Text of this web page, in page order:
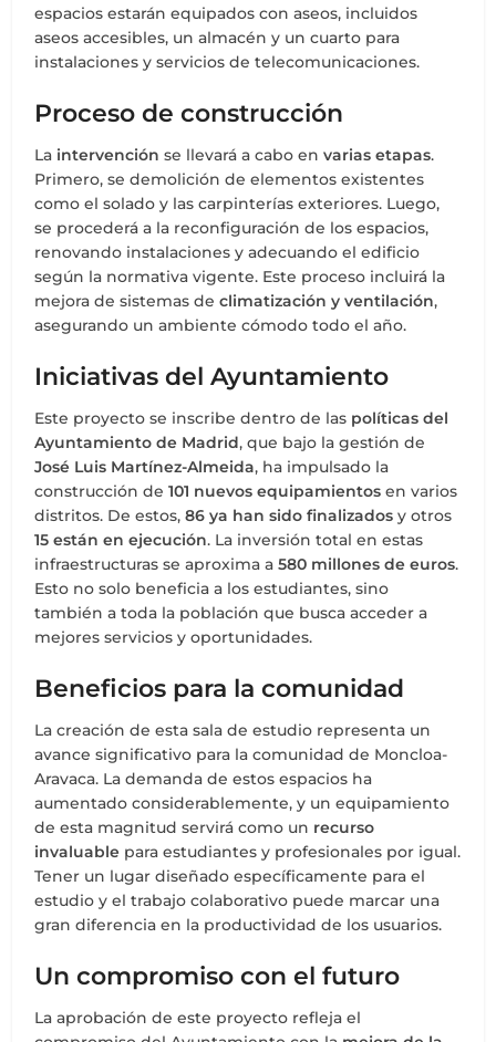
espacios estarán equipados con aseos, incluidos
aseos accesibles, un almacén y un cuarto para
instalaciones y servicios de telecomunicaciones.
Proceso de construcción
La intervención se llevará a cabo envarias etapas.
Primero, se demolición de elementos existentes
como el solado y las carpinterías exteriores. Luego,
se procederá a la reconfiguración de los espacios,
renovando instalaciones y adecuando el edificio
según la normativa vigente. Este proceso incluirá la
mejora de sistemas declimatización y ventilación,
asegurando un ambiente cómodo todo el año.
Iniciativas del Ayuntamiento
Este proyecto se inscribe dentro de las políticas del
Ayuntamiento de Madrid, que bajo la gestión de
José Luis Martínez-Almeida, ha impulsado la
construcción de101 nuevos equipamientos en varios
distritos. De estos,86 ya han sido finalizados y otros
15 están en ejecución. La inversión total en estas
infraestructuras se aproxima a580 millones de euros.
Esto no solo beneficia a los estudiantes, sino
también a toda la población que busca acceder a
mejores servicios y oportunidades.
Beneficios para la comunidad
La creación de esta sala de estudio representa un
avance significativo para la comunidad de Moncloa-
Aravaca. La demanda de estos espacios ha
aumentado considerablemente, y un equipamiento
de esta magnitud servirá como un recurso
invaluable para estudiantes y profesionales por igual.
Tener un lugar diseñado específicamente para el
estudio y el trabajo colaborativo puede marcar una
gran diferencia en la productividad de los usuarios.
Un compromiso con el futuro
La aprobación de este proyecto refleja el